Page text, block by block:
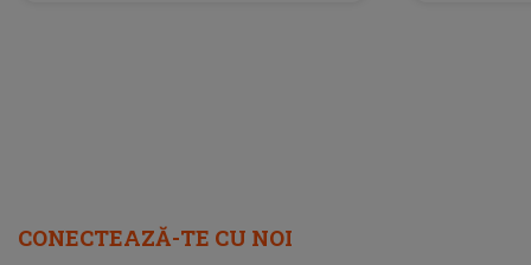
CONECTEAZĂ-TE CU NOI